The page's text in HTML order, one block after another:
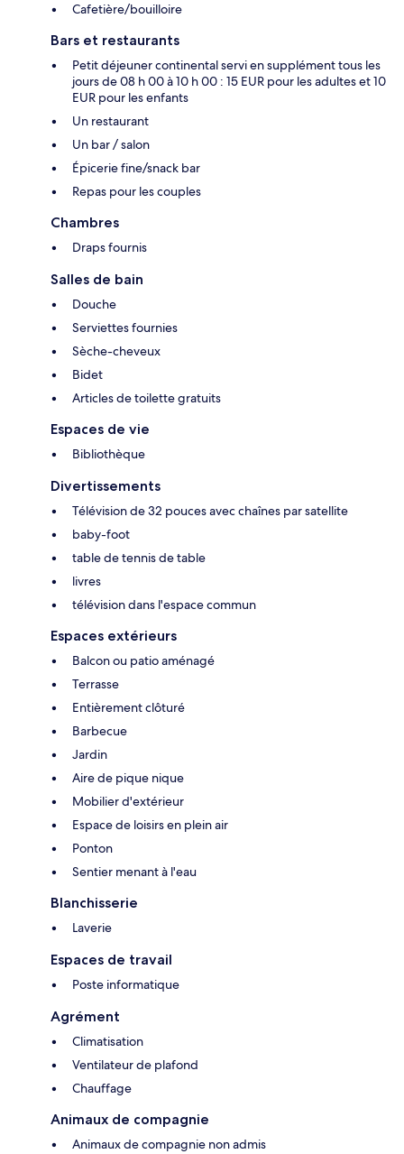
Cafetière/bouilloire
Bars et restaurants
Petit déjeuner continental servi en supplément tous les
jours de 08 h 00 à 10 h 00 : 15 EUR pour les adultes et 10
EUR pour les enfants
Un restaurant
Un bar / salon
Épicerie fine/snack bar
Repas pour les couples
Chambres
Draps fournis
Salles de bain
Douche
Serviettes fournies
Sèche-cheveux
Bidet
Articles de toilette gratuits
Espaces de vie
Bibliothèque
Divertissements
Télévision de 32 pouces avec chaînes par satellite
baby-foot
table de tennis de table
livres
télévision dans l'espace commun
Espaces extérieurs
Balcon ou patio aménagé
Terrasse
Entièrement clôturé
Barbecue
Jardin
Aire de pique nique
Mobilier d'extérieur
Espace de loisirs en plein air
Ponton
Sentier menant à l'eau
Blanchisserie
Laverie
Espaces de travail
Poste informatique
Agrément
Climatisation
Ventilateur de plafond
Chauffage
Animaux de compagnie
Animaux de compagnie non admis